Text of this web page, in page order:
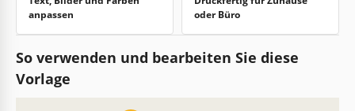
anpassen
oder Büro
So verwenden und bearbeiten Sie diese
Vorlage